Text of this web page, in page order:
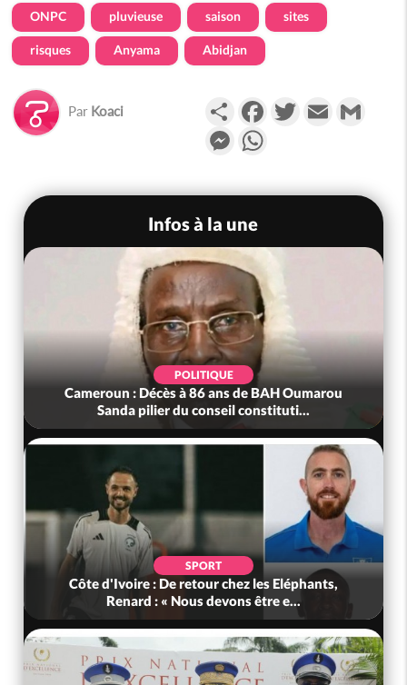
ONPC pluvieuse saison sites
risques Anyama Abidjan
Par Koaci PartagerFacebookTwitterEmail
Messenger
Infos à la une
POLITIQUE
Cameroun : Décès à 86 ans de BAH Oumarou
Sanda pilier du conseil constituti...
SPORT
Côte d'Ivoire : De retour chez les Eléphants,
Renard : « Nous devons être e...